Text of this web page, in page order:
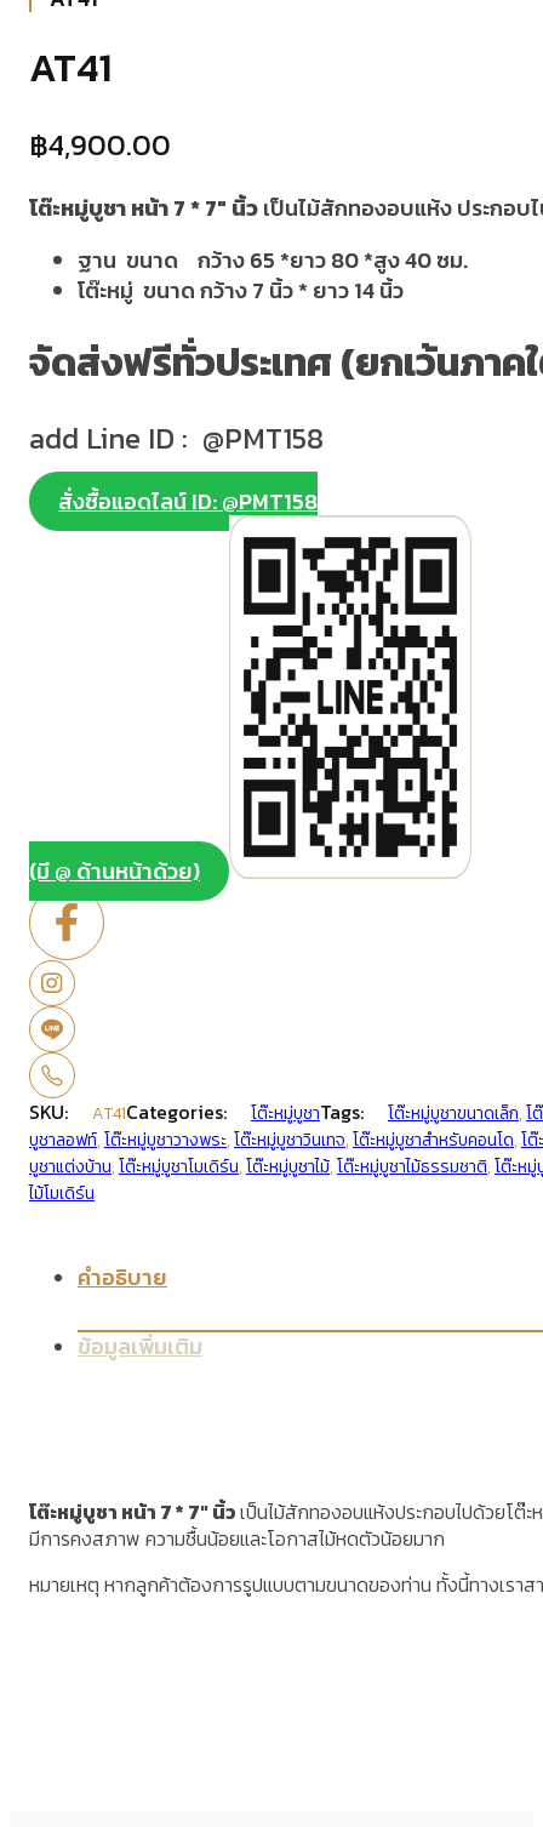
AT41
฿4,900.00
โต๊ะหมู่บูชา หน้า 7 * 7″ นิ้วเป็นไม้สักทองอบแห้ง ประกอบ
ฐาน ขนาด กว้าง 65 *ยาว 80 *สูง 40 ซม.
โต๊ะหมู่ ขนาด กว้าง 7 นิ้ว * ยาว 14 นิ้ว
จัดส่งฟรีทั่วประเทศ (ยกเว้นภาค
add Line ID : @PMT158
สั่งซื้อแอดไลน์ ID: @PMT158
(มี @ ด้านหน้าด้วย)
SKU: AT41Categories: โต๊ะหมู่บูชาTags: โต๊ะหมู่บูชาขนาดเล็ก,โ
บูชาลอฟท์,โต๊ะหมู่บูชาวางพระ,โต๊ะหมู่บูชาวินเทจ,โต๊ะหมู่บูชาสำหรับคอนโด,โ
บูชาแต่งบ้าน,โต๊ะหมู่บูชาโมเดิร์น,โต๊ะหมู่บูชาไม้,โต๊ะหมู่บูชาไม้ธรรมชาติ,โต๊ะหมู่
ไม้โมเดิร์น
คำอธิบาย
ข้อมูลเพิ่มเติม
โต๊ะหมู่บูชา หน้า 7 * 7″ นิ้วเป็นไม้สักทองอบแห้งประกอบไปด้วยโต๊
มีการคงสภาพ ความชื้นน้อยและโอกาสไม้หดตัวน้อยมาก
หมายเหตุ หากลูกค้าต้องการรูปแบบตามขนาดของท่าน ทั้งนี้ทางเรา